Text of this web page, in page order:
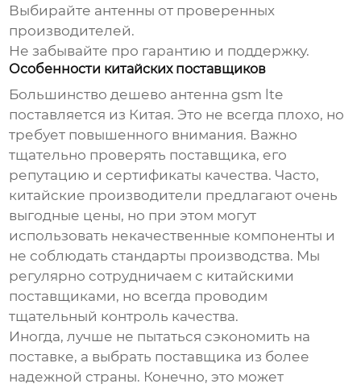
Выбирайте антенны от проверенных
производителей.
Не забывайте про гарантию и поддержку.
Особенности китайских поставщиков
Большинстводешево антенна gsm lte
поставляется из Китая. Это не всегда плохо, но
требует повышенного внимания. Важно
тщательно проверять поставщика, его
репутацию и сертификаты качества. Часто,
китайские производители предлагают очень
выгодные цены, но при этом могут
использовать некачественные компоненты и
не соблюдать стандарты производства. Мы
регулярно сотрудничаем с китайскими
поставщиками, но всегда проводим
тщательный контроль качества.
Иногда, лучше не пытаться сэкономить на
поставке, а выбрать поставщика из более
надежной страны. Конечно, это может